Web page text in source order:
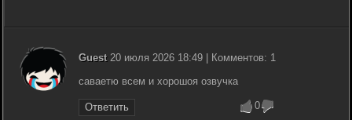
Guest20 июля 2026 18:49 | Комментов: 1
саваетю всем и хорошоя озвучка
Ответить 0